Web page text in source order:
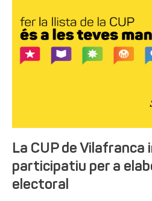
La CUP de Vilafranca
participatiu per a
electoral